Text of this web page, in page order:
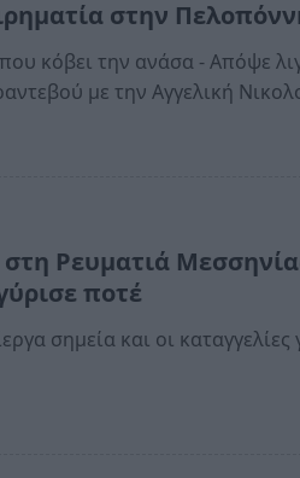
στην
κόβει την ανάσα - Απόψε
με την Αγγελική
Ρευματιά
ποτέ
σημεία και οι καταγγελίες